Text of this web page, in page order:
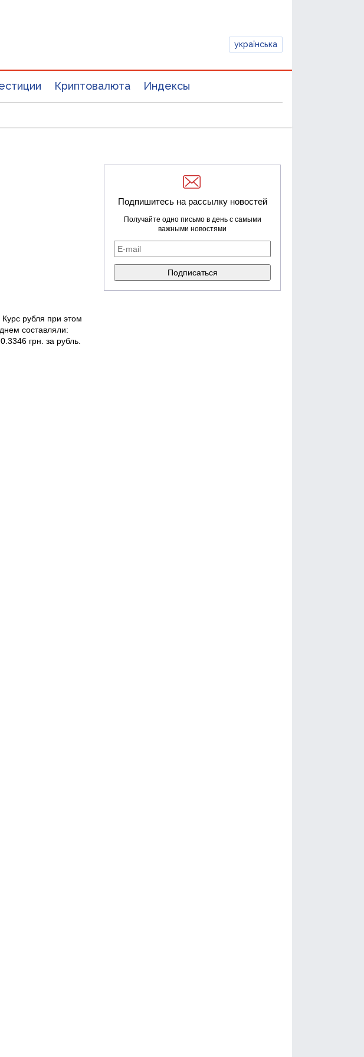
українська
Криптовалюта Индексы
рубля при этом
составляли:
грн. за рубль.
Подпишитесь на рассылку новостей
Получайте одно письмо в день с самыми
важными новостями